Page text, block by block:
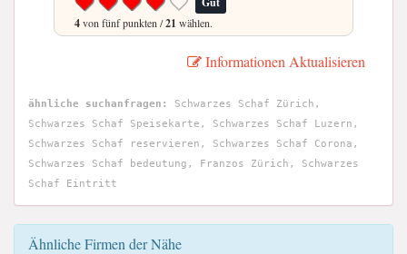
4von fünf punkten /21 wählen.
Informationen Aktualisieren
ähnliche suchanfragen:
Schwarzes Schaf Zürich,
Schwarzes Schaf Speisekarte, Schwarzes Schaf Luzern,
Schwarzes Schaf reservieren, Schwarzes Schaf Corona,
Schwarzes Schaf bedeutung, Franzos Zürich, Schwarzes
Schaf Eintritt
Ähnliche Firmen der Nähe